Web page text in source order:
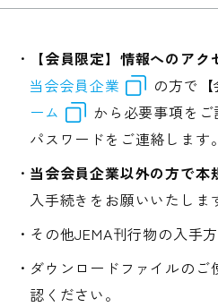
【会員限定】情報へのア
当会会員企業
の方で
ーム
から必要事項を
パスワードをご連絡します。
当会会員企業以外の方で本
入手続きをお願いいたしま
その他JEMA刊行物の入手
ダウンロードファイルの
認ください。